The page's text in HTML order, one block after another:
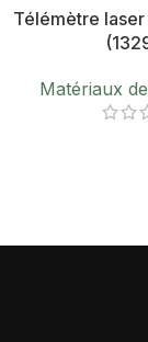
Télémètre
Matériaux